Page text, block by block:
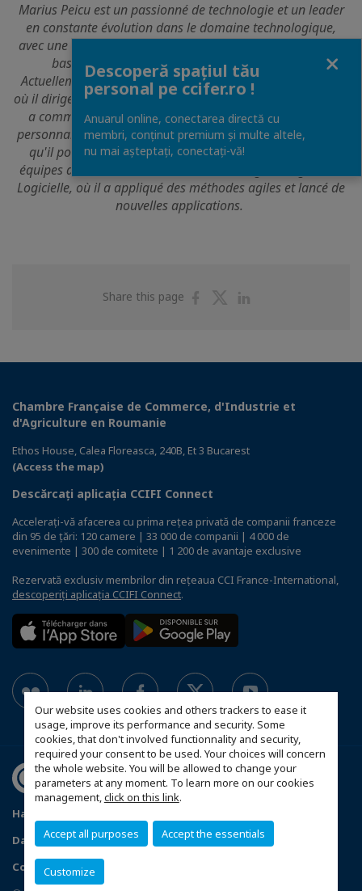
Our website uses cookies and others trackers to ease it
usage, improve its performance and security. Some
cookies, that don't involved functionnality and security,
required your consent to be used. Your choices will concern
the whole website. You will be allowed to change your
parameters at any moment. To learn more on our cookies
management,click on this link.
Accept all purposes Accept the essentials
Customize
Marius Peicu est un passionné de technologie et un leader
en constante évolution dans le domaine technologique,
avec une expérience en gestion stratégique, en innovation
basée sur l'IA et en opérations de haut niveau.
Actuellement, il est Manager de l'Unité d'Affaires chez SII,
où il dirige une équipe de plus de 100 ingénieurs logiciels. Il
a commencé comme ingénieur logiciel, construisant et
personnalisant des applications techniques, et a démontré
qu'il pouvait augmenter la base de clients et gérer des
équipes diverses. Avant cela, il a été Manager d'Ingénierie
Logicielle, où il a appliqué des méthodes agiles et lancé de
nouvelles applications.
Share this page
ShareShare
Chambre Française de Commerce, d'Industrie et
d'Agriculture en Roumanie
Ethos House, Calea Floreasca, 240B, Et 3 Bucarest
(Access the map)
Descărcați aplicația CCIFI Connect
Accelerați-vă afacerea cu prima rețea privată de companii franceze
din 95 de țări: 120 camere | 33 000 de companii | 4 000 de
evenimente | 300 de comitete | 1 200 de avantaje exclusive
Rezervată exclusiv membrilor din rețeaua CCI France-International,
descoperiți aplicația CCIFI Connect.
Harta site-ului
Date cu caracter personal
FAQ spațiul membrilor
Configure cookies preferences
Descoperă spațiul tău
personal pe ccifer.ro !
Anuarul online, conectarea directă cu
membri, conținut premium și multe altele,
nu mai așteptați, conectaţi-vă!